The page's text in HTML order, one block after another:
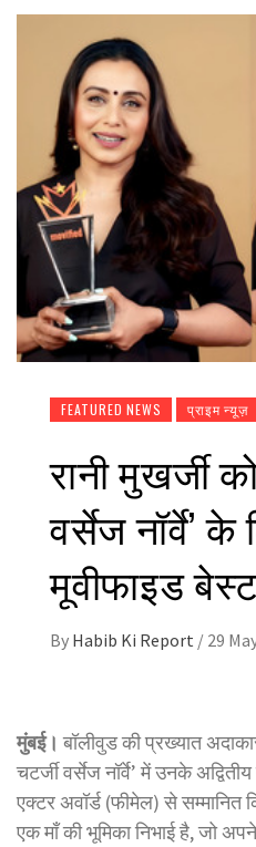
FEATURED NEWS प्राइम न्यूज़
रानी मुखर्जी
वर्सेज नॉर्वे’ के
मूवीफाइड
By Habib Ki Report / 29
मुंबई। बॉलीवुड की प्रख्यात
चटर्जी वर्सेज नॉर्वे’ में उनके
एक्टर अवॉर्ड (फीमेल) से सम्मानित
एक माँ की भूमिका निभाई है, जो